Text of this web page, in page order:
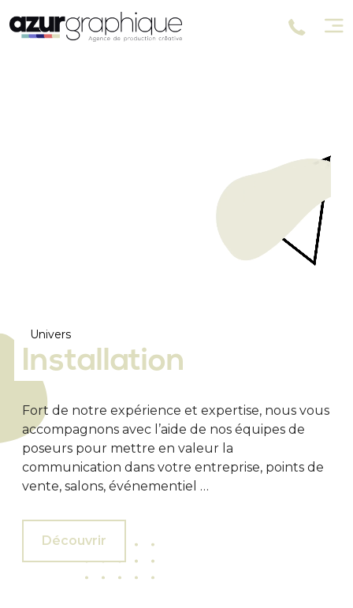
Univers
Installation
Fort de notre expérience et expertise, nous vous
accompagnons avec l’aide de nos équipes de
poseurs pour mettre en valeur la
communication dans votre entreprise, points de
vente, salons, événementiel …
Découvrir